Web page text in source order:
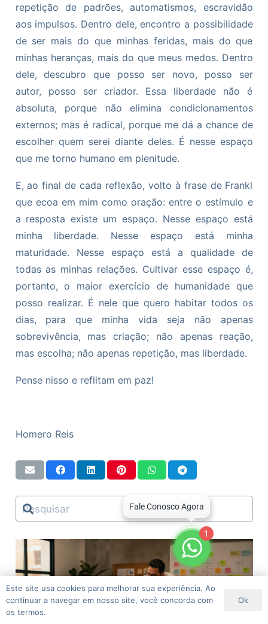
repetição de padrões, automatismos, escravidão
aos impulsos. Dentro dele, encontro a possibilidade
de ser mais do que minhas feridas, mais do que
minhas heranças, mais do que meus medos. Dentro
dele, descubro que posso ser novo, posso ser
autor, posso ser criador. Essa liberdade não é
absoluta, porque não elimina condicionamentos
externos; mas é radical, porque me dá a chance de
escolher quem serei diante deles. É nesse espaço
que me torno humano em plenitude.
E, ao final de cada reflexão, volto à frase de Frankl
que ecoa em mim como oração: entre o estímulo e
a resposta existe um espaço. Nesse espaço está
minha liberdade. Nesse espaço está minha
maturidade. Nesse espaço está a qualidade de
todas as minhas relações. Cultivar esse espaço é,
portanto, o maior exercício de humanidade que
posso realizar. É nele que quero habitar todos os
dias, para que minha vida seja não apenas
sobrevivência, mas criação; não apenas reação,
mas escolha; não apenas repetição, mas liberdade.
Pense nisso e reflitam em paz!
Homero Reis
Este site usa cookies para melhorar sua experiência. Ao
continuar a navegar em nosso site, você concorda com
os termos.
Ok
1